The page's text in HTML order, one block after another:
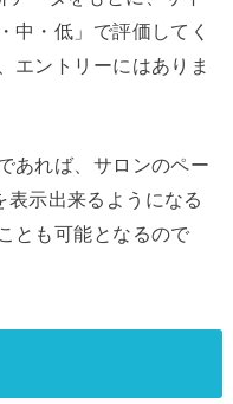
中・低」で評価してく
エントリーにはありま
あれば、サロンのペー
示出来るようになる
とも可能となるので